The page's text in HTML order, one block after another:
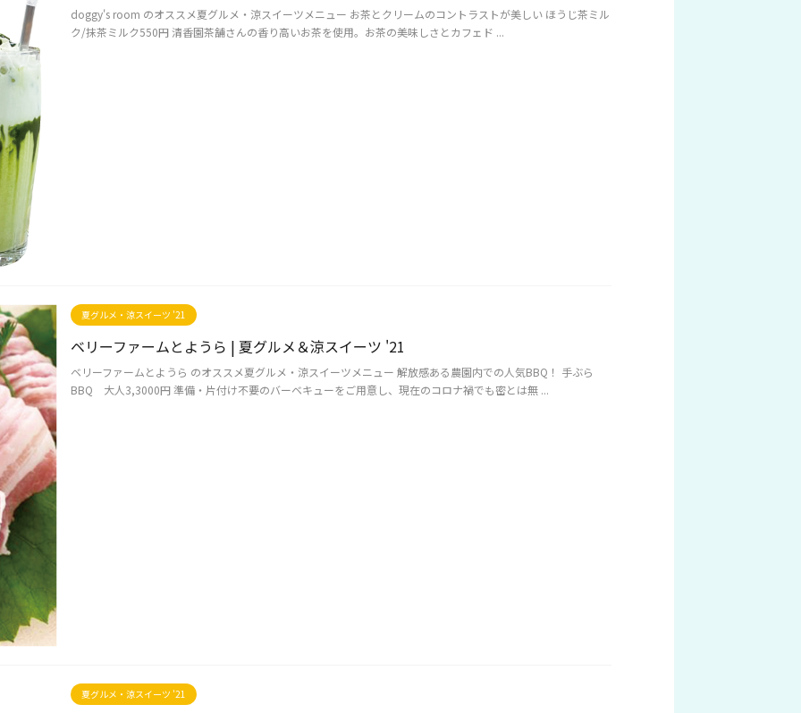
doggy's room のオススメ夏グルメ・涼スイーツメニュー お茶とクリームのコントラストが美しい ほうじ茶ミル
ク/抹茶ミルク550円 清香園茶舗さんの香り高いお茶を使用。お茶の美味しさとカフェド ...
夏グルメ・涼スイーツ '21
ベリーファームとようら | 夏グルメ＆涼スイーツ '21
ベリーファームとようら のオススメ夏グルメ・涼スイーツメニュー 解放感ある農園内での人気BBQ！ 手ぶら
BBQ 大人3,3000円 準備・片付け不要のバーベキューをご用意し、現在のコロナ禍でも密とは無 ...
夏グルメ・涼スイーツ '21